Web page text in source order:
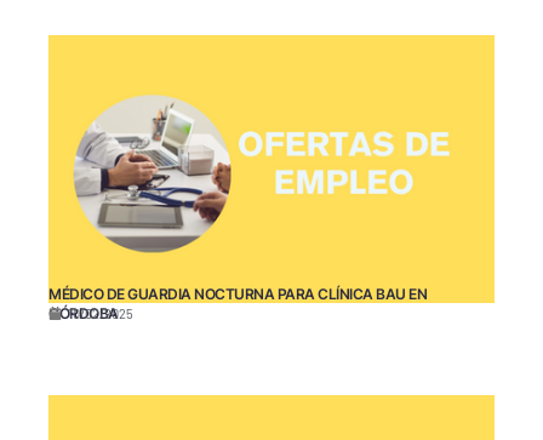
MÉDICO DE GUARDIA NOCTURNA PARA CLÍNICA BAU EN
CÓRDOBA
10/02/2025